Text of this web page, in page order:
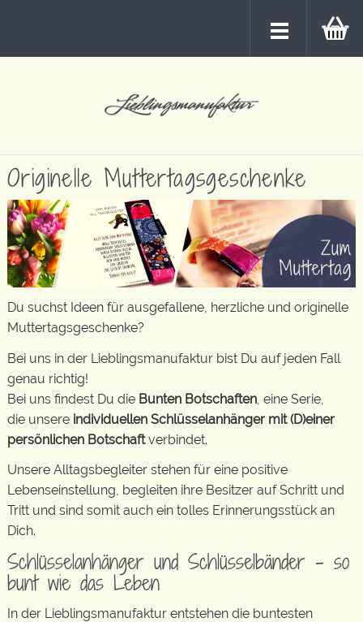
Originelle Muttertagsgeschenke
Du suchst Ideen für ausgefallene, herzliche und originelle
Muttertagsgeschenke?
Bei uns in der Lieblingsmanufaktur bist Du auf jeden Fall
genau richtig!
Bei uns findest Du die Bunten Botschaften , eine Serie,
die unsere individuellen Schlüsselanhänger mit (D)einer
persönlichen Botschaftverbindet.
Unsere Alltagsbegleiter stehen für eine positive
Lebenseinstellung, begleiten ihre Besitzer auf Schritt und
Tritt und sind somit auch ein tolles Erinnerungsstück an
Dich.
Schlüsselanhänger und Schlüsselbänder – so
bunt wie das Leben
In der Lieblingsmanufaktur entstehen die buntesten